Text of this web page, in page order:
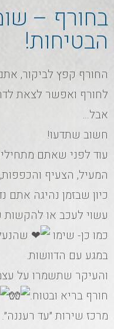
בחורף –
הבטיחות!
החורף קפץ לביקור,
לחורף ואפשר לצאת
אבל…
חשוב שתדעו!
עוד לפני שאתם
המעיל, הצעיף והכפפות,
כיון שבזמן נהיגה אתם
עשוי לעכב או להקשות
כמו כן- שימו
במגע עם הדוושות.
והעיקר שתשמרו על
חורף בריא ובטוח.
מרכז שירות ״עד רעננה״.